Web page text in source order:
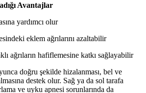
Avantajlar
yardımcı olur
eklem ağrılarını azaltabilir
ağrıların hafiflemesine katkı sağlayabilir
doğru şekilde hizalanması, bel ve
destek olur. Sağ ya da sol tarafa
ve uyku apnesi sorunlarında da